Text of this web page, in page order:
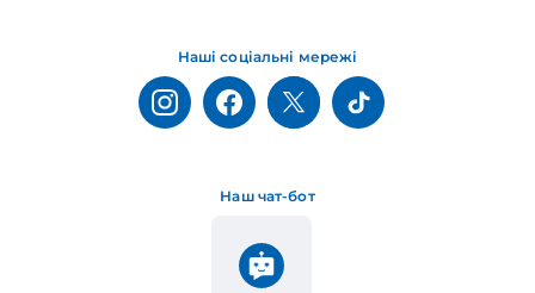
Наш чат-бот
Наші соціальні мережі